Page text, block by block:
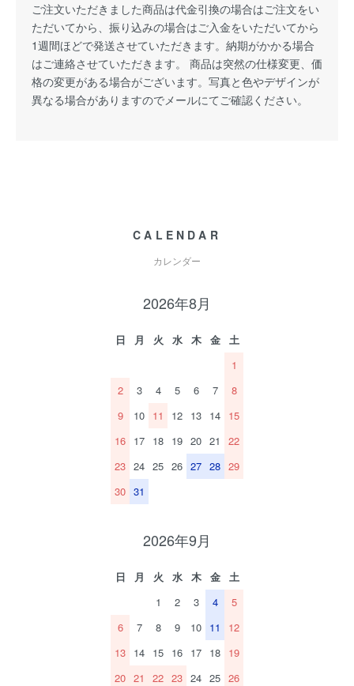
ご注文いただきました商品は代金引換の場合はご注文をい
ただいてから、振り込みの場合はご入金をいただいてから
1週間ほどで発送させていただきます。納期がかかる場合
はご連絡させていただきます。 商品は突然の仕様変更、価
格の変更がある場合がございます。写真と色やデザインが
異なる場合がありますのでメールにてご確認ください。
CALENDAR
カレンダー
2026年8月
日 月 火 水 木 金
土
1
2
3 4 5 6 7
8
9
10 11 12 13 14 15
16 17 18 19 20 21
22
23 24 25 26 27 28 29
30 31
2026年9月
日 月 火 水 木 金
土
1
2 3 4
5
6
7 8 9 10 11
12
13 14 15 16 17 18 19
20 21 22 23 24 25 26